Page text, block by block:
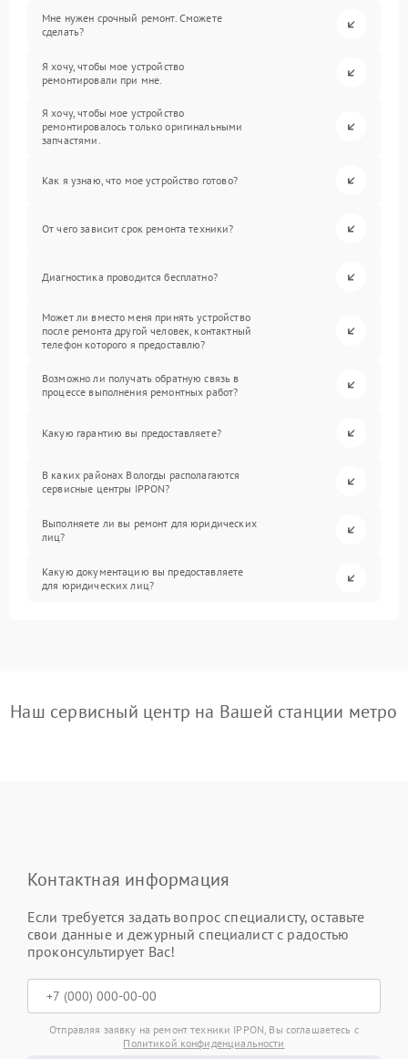
Мне нужен срочный ремонт. Сможете
сделать?
Я хочу, чтобы мое устройство
ремонтировали при мне.
Я хочу, чтобы мое устройство
ремонтировалось только оригинальными
запчастями.
Как я узнаю, что мое устройство готово?
От чего зависит срок ремонта техники?
Диагностика проводится бесплатно?
Может ли вместо меня принять устройство
после ремонта другой человек, контактный
телефон которого я предоставлю?
Возможно ли получать обратную связь в
процессе выполнения ремонтных работ?
Какую гарантию вы предоставляете?
В каких районах Вологды располагаются
сервисные центры IPPON?
Выполняете ли вы ремонт для юридических
лиц?
Какую документацию вы предоставляете
для юридических лиц?
Наш сервисный центр на Вашей станции метро
Контактная информация
Если требуется задать вопрос специалисту, оставьте
свои данные и дежурный специалист с радостью
проконсультирует Вас!
Отправляя заявку на ремонт техники IPPON, Вы соглашаетесь с
Политикой конфиденциальности